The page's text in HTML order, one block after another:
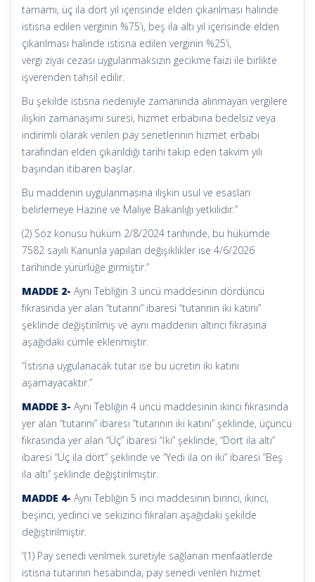
tamamı, üç ila dört yıl içerisinde elden çıkarılması halinde
istisna edilen verginin %75’i, beş ila altı yıl içerisinde elden
çıkarılması halinde istisna edilen verginin %25’i,
vergi ziyaı cezası uygulanmaksızın gecikme faizi ile birlikte
işverenden tahsil edilir.
Bu şekilde istisna nedeniyle zamanında alınmayan vergilere
ilişkin zamanaşımı süresi, hizmet erbabına bedelsiz veya
indirimli olarak verilen pay senetlerinin hizmet erbabı
tarafından elden çıkarıldığı tarihi takip eden takvim yılı
başından itibaren başlar.
Bu maddenin uygulanmasına ilişkin usul ve esasları
belirlemeye Hazine ve Maliye Bakanlığı yetkilidir.”
(2) Söz konusu hüküm 2/8/2024 tarihinde, bu hükümde
7582 sayılı Kanunla yapılan değişiklikler ise 4/6/2026
tarihinde yürürlüğe girmiştir.”
MADDE 2- Aynı Tebliğin 3 üncü maddesinin dördüncü
fıkrasında yer alan “tutarını” ibaresi “tutarının iki katını”
şeklinde değiştirilmiş ve aynı maddenin altıncı fıkrasına
aşağıdaki cümle eklenmiştir.
“İstisna uygulanacak tutar ise bu ücretin iki katını
aşamayacaktır.”
MADDE 3- Aynı Tebliğin 4 üncü maddesinin ikinci fıkrasında
yer alan “tutarını” ibaresi “tutarının iki katını” şeklinde, üçüncü
fıkrasında yer alan “Üç” ibaresi “İki” şeklinde, “Dört ila altı”
ibaresi “Üç ila dört” şeklinde ve “Yedi ila on iki” ibaresi “Beş
ila altı” şeklinde değiştirilmiştir.
MADDE 4- Aynı Tebliğin 5 inci maddesinin birinci, ikinci,
beşinci, yedinci ve sekizinci fıkraları aşağıdaki şekilde
değiştirilmiştir.
“(1) Pay senedi verilmek suretiyle sağlanan menfaatlerde
istisna tutarının hesabında, pay senedi verilen hizmet